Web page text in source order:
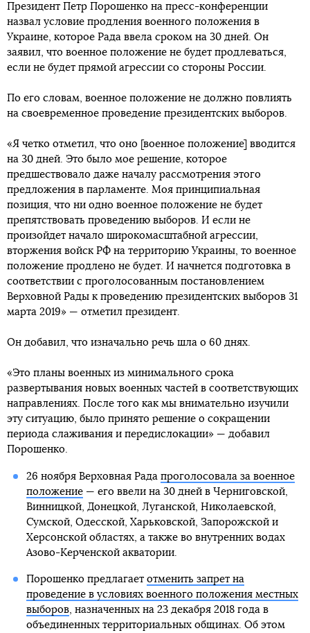
Президент Петр Порошенко на пресс-конференции
назвал условие продления военного положения в
Украине, которое Рада ввела сроком на 30 дней. Он
заявил, что военное положение не будет продлеваться,
если не будет прямой агрессии со стороны России.
По его словам, военное положение не должно повлиять
на своевременное проведение президентских выборов.
«Я четко отметил, что оно [военное положение] вводится
на 30 дней. Это было мое решение, которое
предшествовало даже началу рассмотрения этого
предложения в парламенте. Моя принципиальная
позиция, что ни одно военное положение не будет
препятствовать проведению выборов. И если не
произойдет начало широкомасштабной агрессии,
вторжения войск РФ на территорию Украины, то военное
положение продлено не будет. И начнется подготовка в
соответствии с проголосованным постановлением
Верховной Рады к проведению президентских выборов 31
марта 2019» — отметил президент.
Он добавил, что изначально речь шла о 60 днях.
«Это планы военных из минимального срока
развертывания новых военных частей в соответствующих
направлениях. После того как мы внимательно изучили
эту ситуацию, было принято решение о сокращении
периода слаживания и передислокации» — добавил
Порошенко.
26 ноября Верховная Рада проголосовала за военное
положение— его ввели на 30 дней в Черниговской,
Винницкой, Донецкой, Луганской, Николаевской,
Сумской, Одесской, Харьковской, Запорожской и
Херсонской областях, а также во внутренних водах
Азово-Керченской акватории.
Порошенко предлагает отменить запрет на
проведение в условиях военного положения местных
выборов, назначенных на 23 декабря 2018 года в
объединенных территориальных общинах. Об этом